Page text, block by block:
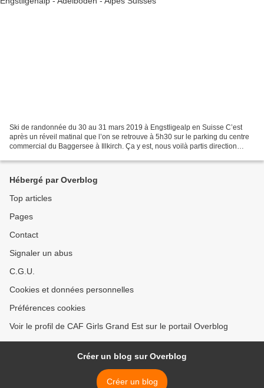
Ski de randonnée du 30 au 31 mars 2019 à Engstligealp en Suisse C’est
après un réveil matinal que l’on se retrouve à 5h30 sur le parking du centre
commercial du Baggersee à Illkirch. Ça y est, nous voilà partis direction
Hébergé par Overblog
Top articles
Pages
Contact
Signaler un abus
C.G.U.
Cookies et données personnelles
Préférences cookies
Voir le profil de CAF Girls Grand Est sur le portail Overblog
Créer un blog sur Overblog
Créer un blog